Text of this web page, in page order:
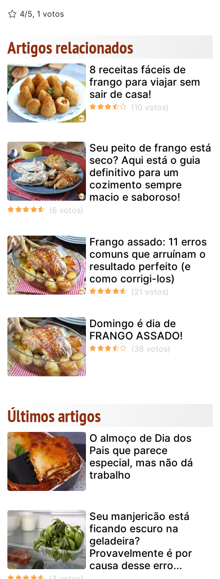
4/5, 1 votos
Artigos relacionados
8 receitas fáceis de
frango para viajar sem
sair de casa!
Seu peito de frango está
seco? Aqui está o guia
definitivo para um
cozimento sempre
macio e saboroso!
Frango assado: 11 erros
comuns que arruínam o
resultado perfeito (e
como corrigi-los)
Domingo é dia de
FRANGO ASSADO!
Últimos artigos
O almoço de Dia dos
Pais que parece
especial, mas não dá
trabalho
Seu manjericão está
ficando escuro na
geladeira?
Provavelmente é por
causa desse erro...